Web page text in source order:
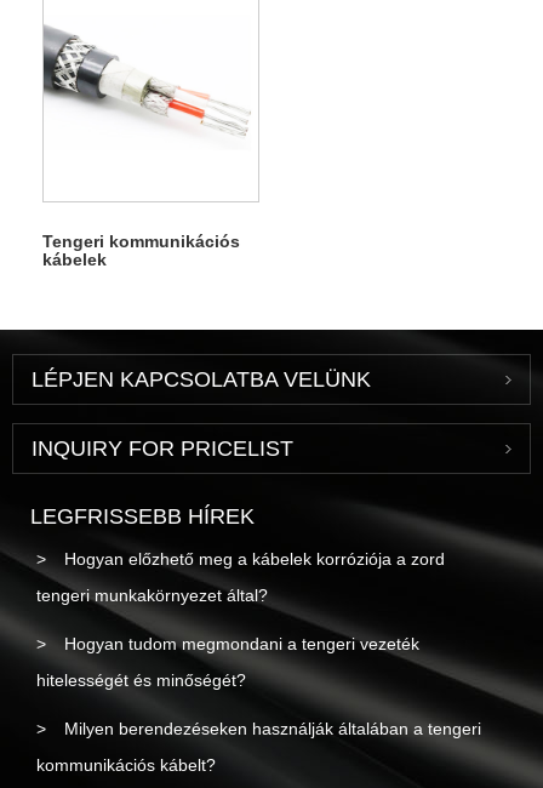
Tengeri kommunikációs
kábelek
LÉPJEN KAPCSOLATBA VELÜNK
INQUIRY FOR PRICELIST
LEGFRISSEBB HÍREK
Hogyan előzhető meg a kábelek korróziója a zord
tengeri munkakörnyezet által?
Hogyan tudom megmondani a tengeri vezeték
hitelességét és minőségét?
Milyen berendezéseken használják általában a tengeri
kommunikációs kábelt?